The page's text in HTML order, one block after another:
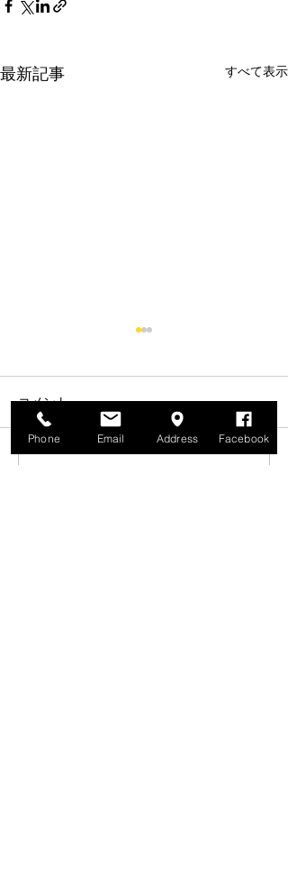
最新記事 すべて表示
キャブBOX MC18
コメント
Phone Email Address Facebook